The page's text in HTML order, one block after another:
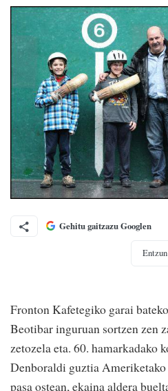
Gehitu gaitzazu Googlen
Entzun
Fronton Kafetegiko garai
Beotibar inguruan sortzen zen
zetozela eta. 60. hamarkadako
Denboraldi guztia
pasa ostean, ekaina aldera